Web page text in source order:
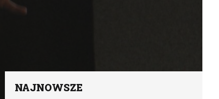
NAJNOWSZE